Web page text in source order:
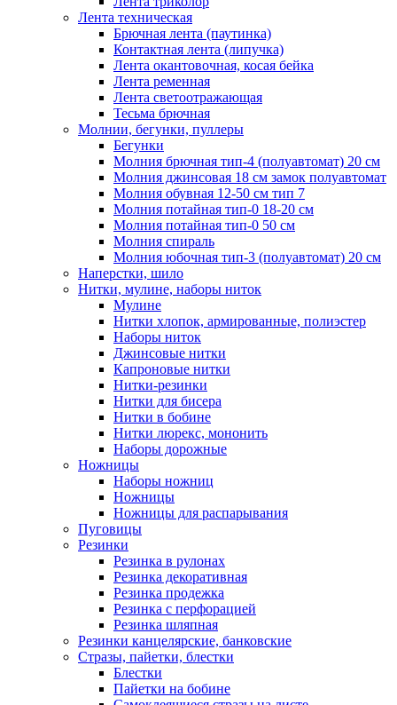
Лента техническая
Брючная лента (паутинка)
Контактная лента (липучка)
Лента окантовочная, косая бейка
Лента ременная
Лента светоотражающая
Тесьма брючная
Молнии, бегунки, пуллеры
Бегунки
Молния брючная тип-4 (полуавтомат) 20 см
Молния джинсовая 18 см замок полуавтомат
Молния обувная 12-50 см тип 7
Молния потайная тип-0 18-20 см
Молния потайная тип-0 50 см
Молния спираль
Молния юбочная тип-3 (полуавтомат) 20 см
Наперстки, шило
Нитки, мулине, наборы ниток
Мулине
Нитки хлопок, армированные, полиэстер
Наборы ниток
Джинсовые нитки
Капроновые нитки
Нитки-резинки
Нитки для бисера
Нитки в бобине
Нитки люрекс, мононить
Наборы дорожные
Ножницы
Наборы ножниц
Ножницы
Ножницы для распарывания
Пуговицы
Резинки
Резинка в рулонах
Резинка декоративная
Резинка продежка
Резинка с перфорацией
Резинка шляпная
Резинки канцелярские, банковские
Стразы, пайетки, блестки
Блестки
Пайетки на бобине